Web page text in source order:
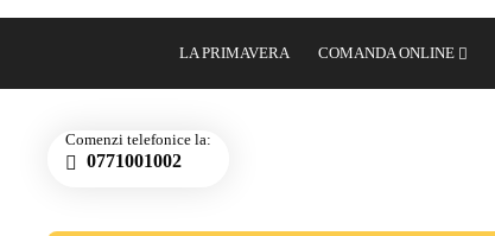
LA PRIMAVERA COMANDA ONLINE
Comenzi telefonice la:
0771001002